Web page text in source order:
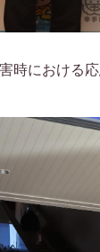
時における